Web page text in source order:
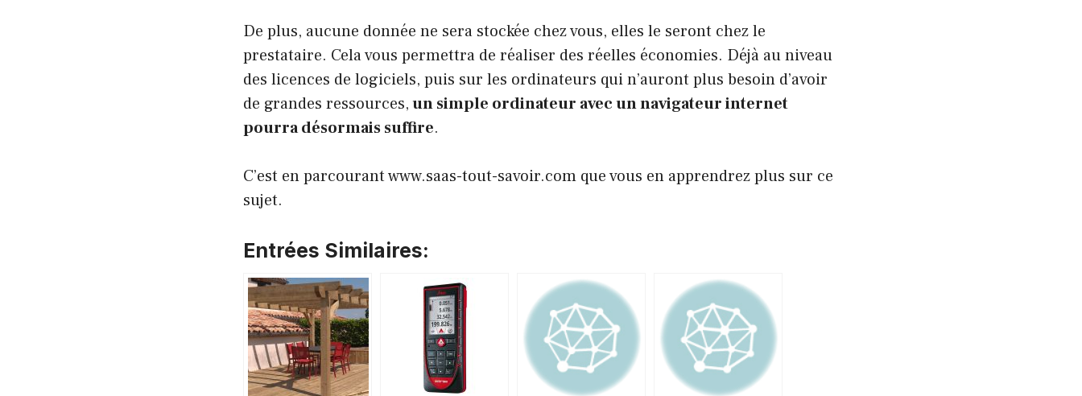
De plus, aucune donnée ne sera stockée chez vous, elles le seront chez le
prestataire. Cela vous permettra de réaliser des réelles économies. Déjà au niveau
des licences de logiciels, puis sur les ordinateurs qui n’auront plus besoin d’avoir
de grandes ressources,un simple ordinateur avec un navigateur internet
pourra désormais suffire.
C’est en parcourant www.saas-tout-savoir.com que vous en apprendrez plus sur ce
sujet.
Entrées Similaires: